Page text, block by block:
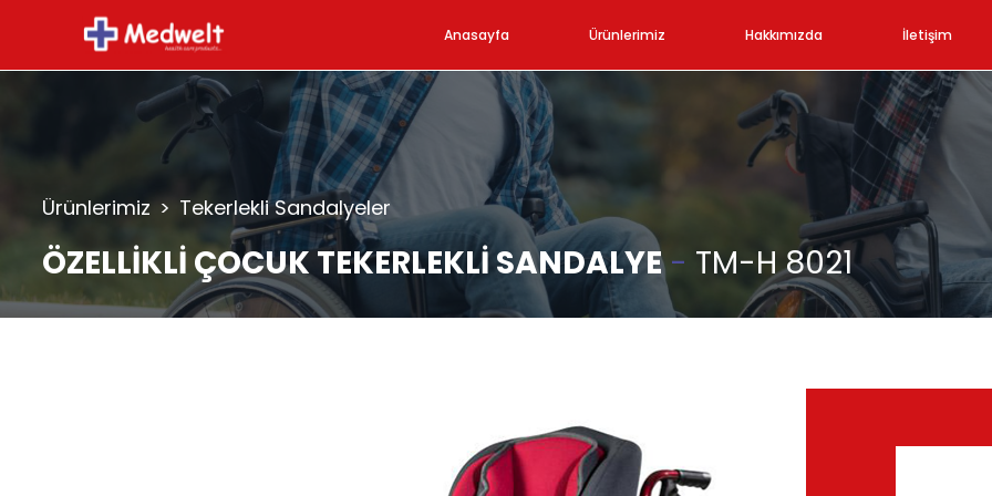
Anasayfa Ürünlerimiz Hakkımızda İletişim
Ürünlerimiz > Tekerlekli Sandalyeler
ÖZELLİKLİ ÇOCUK TEKERLEKLİ SANDALYE - TM-H 8021